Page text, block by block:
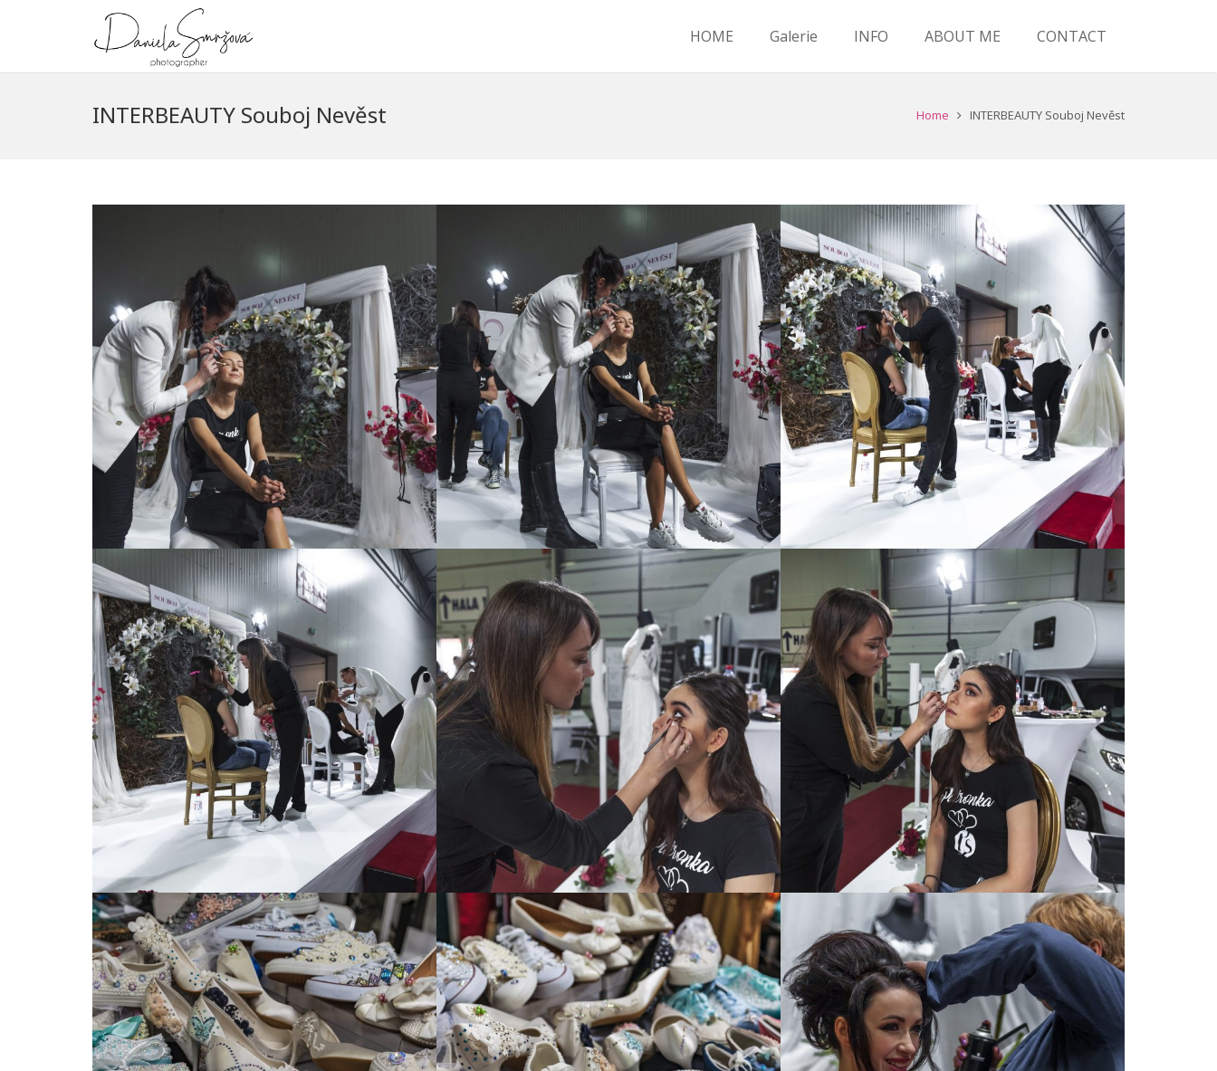
HOME Galerie INFO ABOUT ME CONTACT
INTERBEAUTY Souboj Nevěst Home INTERBEAUTY Souboj Nevěst